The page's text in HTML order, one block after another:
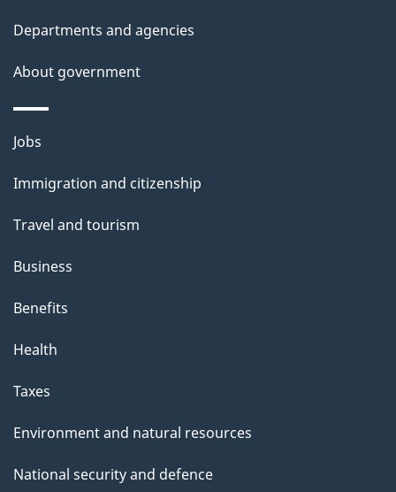
Departments and agencies
About government
Themes
topics
Jobs
Immigration and citizenship
Travel and tourism
Business
Benefits
Health
Taxes
Environment and natural resources
National security and defence